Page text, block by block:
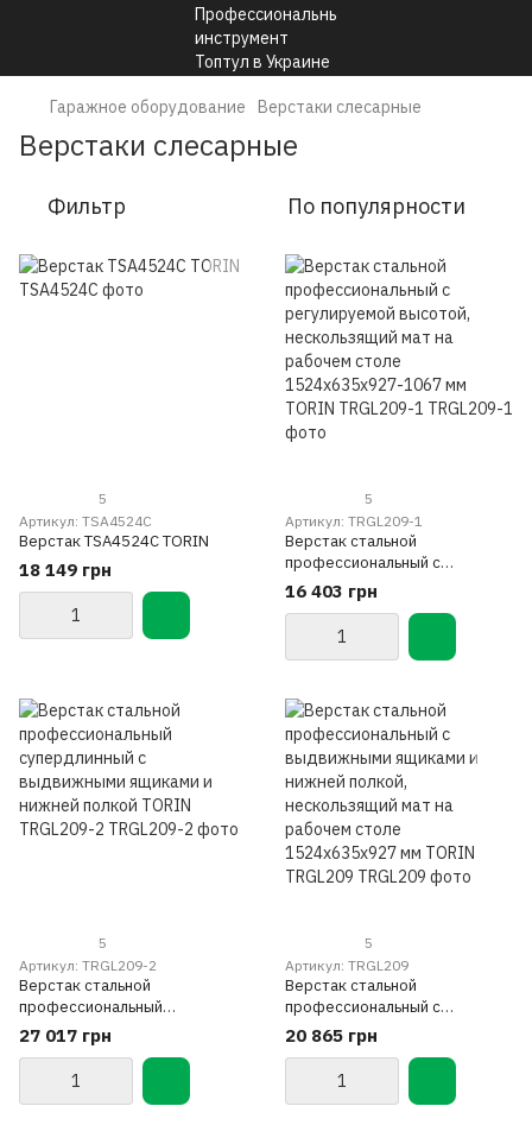
Гаражное оборудование Верстаки слесарные
Верстаки слесарные
Фильтр По популярности
5
Артикул: TSA4524C
Верстак TSA4524C TORIN
18 149 грн
5
Артикул: TRGL209-1
Верстак стальной
профессиональный с
регулируемой высотой,
нескользящий мат на рабочем
столе 1524x635x927-1067 мм
TORIN TRGL209-1
16 403 грн
5
Артикул: TRGL209-2
Верстак стальной
профессиональный
супердлинный с выдвижными
ящиками и нижней полкой
TORIN TRGL209-2
27 017 грн
5
Артикул: TRGL209
Верстак стальной
профессиональный с
выдвижными ящиками и
нижней полкой, нескользящий
мат на рабочем столе
1524x635x927 мм TORIN
20 865 грн